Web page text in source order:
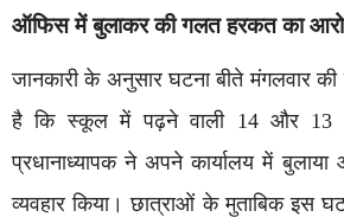
ऑफिस में बुलाकर की गलत हरकत का
जानकारी के अनुसार घटना बीते मंगलवार
है कि स्कूल में पढ़ने वाली 14 और 13
प्रधानाध्यापक ने अपने कार्यालय में
व्यवहार किया। छात्राओं के मुताबिक इस